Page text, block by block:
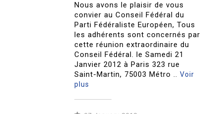
Nous avons le plaisir de vous
convier au Conseil Fédéral du
Parti Fédéraliste Européen, Tous
les adhérents sont concernés par
cette réunion extraordinaire du
Conseil Fédéral. le Samedi 21
Janvier 2012 à Paris 323 rue
Saint-Martin, 75003 Métro ..Voir
plus